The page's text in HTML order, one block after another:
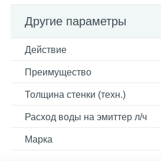
Другие параметры
Действие
Преимущество
Толщина стенки (техн.)
Расход воды на эмиттер л/ч
Марка